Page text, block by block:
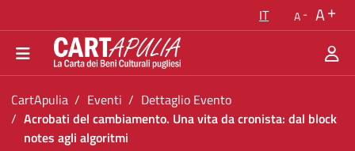
Vai al menu di navigazione
Vai ai contenuti
Vai al footer
IT A A
Ti trovi in:
CartApulia Eventi
Dettaglio Evento
Acrobati del cambiamento. Una vita da cronista: dal block
notes agli algoritmi